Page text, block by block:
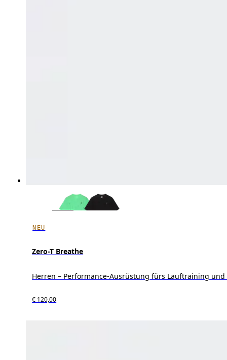
NEU
Zero-T Breathe
Herren – Performance-Ausrüstung fürs Lauftraining und
€ 120,00